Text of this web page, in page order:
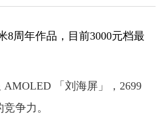
AMOLED 「刘海屏」，2699
争力。